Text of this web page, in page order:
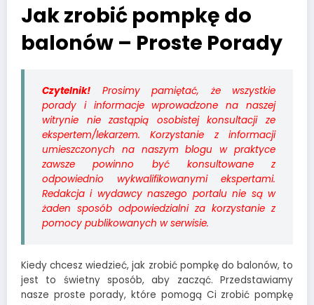
Jak zrobić pompkę do
balonów – Proste Porady
Czytelnik! Prosimy pamiętać, że wszystkie
porady i informacje wprowadzone na naszej
witrynie nie zastąpią osobistej konsultacji ze
ekspertem/lekarzem. Korzystanie z informacji
umieszczonych na naszym blogu w praktyce
zawsze powinno być konsultowane z
odpowiednio wykwalifikowanymi ekspertami.
Redakcja i wydawcy naszego portalu nie są w
żaden sposób odpowiedzialni za korzystanie z
pomocy publikowanych w serwisie.
Kiedy chcesz wiedzieć, jak zrobić pompkę do balonów, to
jest to świetny sposób, aby zacząć. Przedstawiamy
nasze proste porady, które pomogą Ci zrobić pompkę